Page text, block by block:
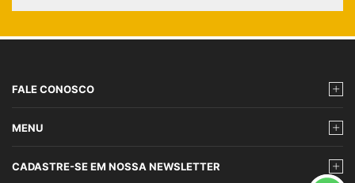
FALE CONOSCO
MENU
CADASTRE-SE EM NOSSA NEWSLETTER